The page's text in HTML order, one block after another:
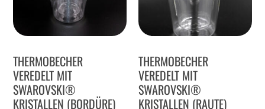
THERMOBECHER
VEREDELT MIT
SWAROVSKI®
KRISTALLEN (BORDÜRE)
THERMOBECHER
VEREDELT MIT
SWAROVSKI®
KRISTALLEN (RAUTE)